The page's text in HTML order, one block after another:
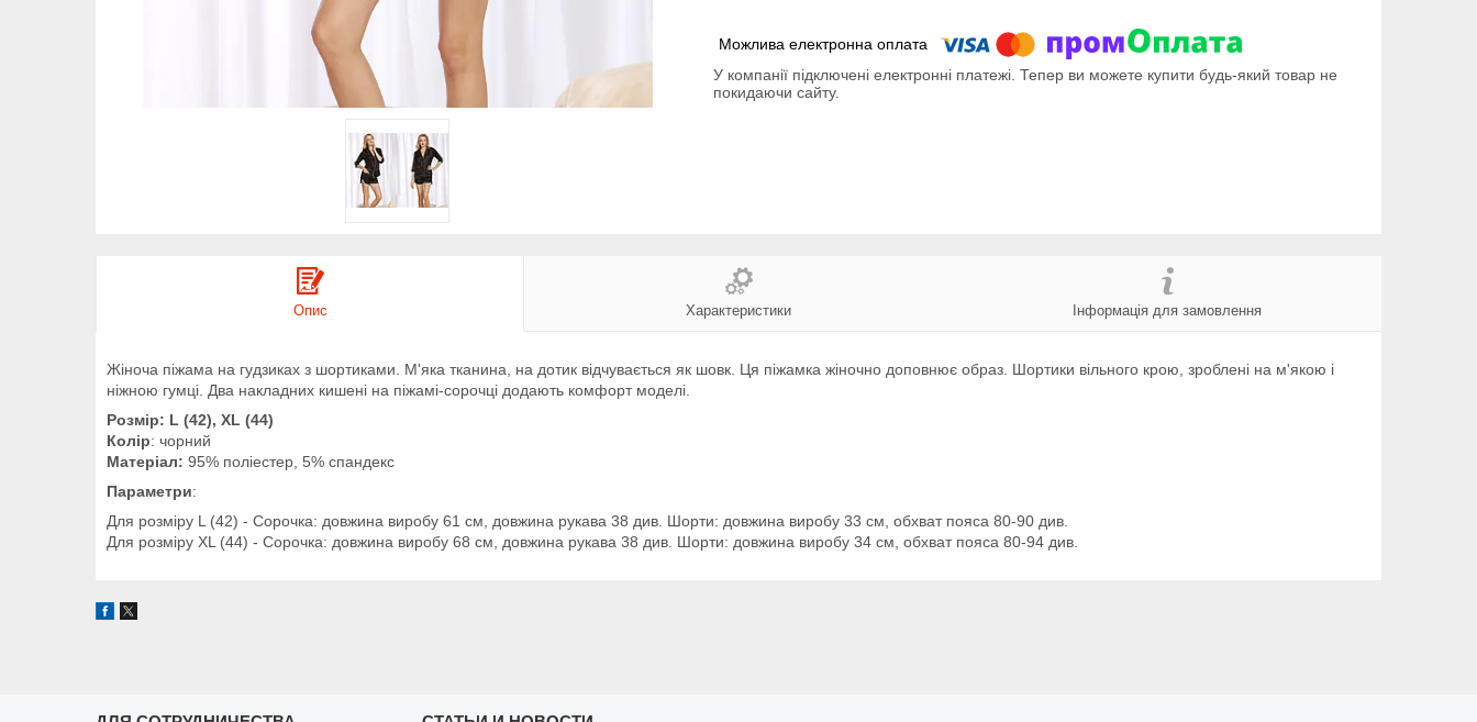
У компанії підключені електронні платежі. Тепер ви можете купити будь-який товар не
покидаючи сайту.
Опис Характеристики Інформація для замовлення
Жіноча піжама на гудзиках з шортиками. М'яка тканина, на дотик відчувається як шовк. Ця піжамка жіночно доповнює образ. Шортики вільного крою, зроблені на м'якою і
ніжною гумці. Два накладних кишені на піжамі-сорочці додають комфорт моделі.
Розмір: L (42), XL (44)
Колір: чорний
Матеріал: 95% поліестер, 5% спандекс
Параметри:
Для розміру L (42) - Сорочка: довжина виробу 61 см, довжина рукава 38 див. Шорти: довжина виробу 33 см, обхват пояса 80-90 див.
Для розміру XL (44) - Сорочка: довжина виробу 68 см, довжина рукава 38 див. Шорти: довжина виробу 34 см, обхват пояса 80-94 див.